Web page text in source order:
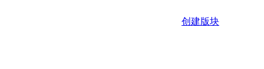
创建版块